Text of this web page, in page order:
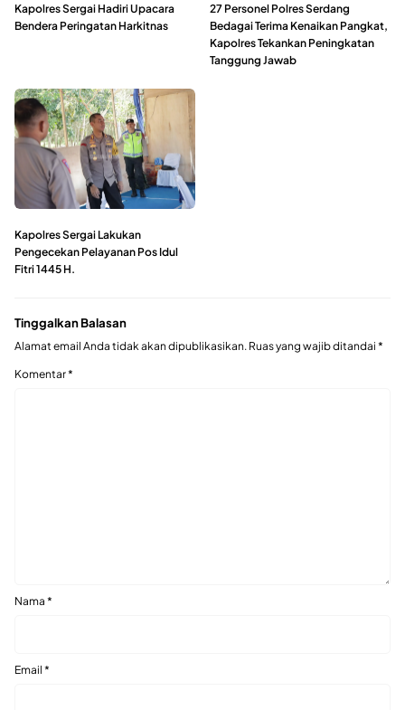
Kapolres Sergai Hadiri Upacara
Bendera Peringatan Harkitnas
27 Personel Polres Serdang
Bedagai Terima Kenaikan Pangkat,
Kapolres Tekankan Peningkatan
Tanggung Jawab
Kapolres Sergai Lakukan
Pengecekan Pelayanan Pos Idul
Fitri 1445 H.
Tinggalkan Balasan
Alamat email Anda tidak akan dipublikasikan. Ruas yang wajib ditandai *
Komentar*
Nama *
Email *